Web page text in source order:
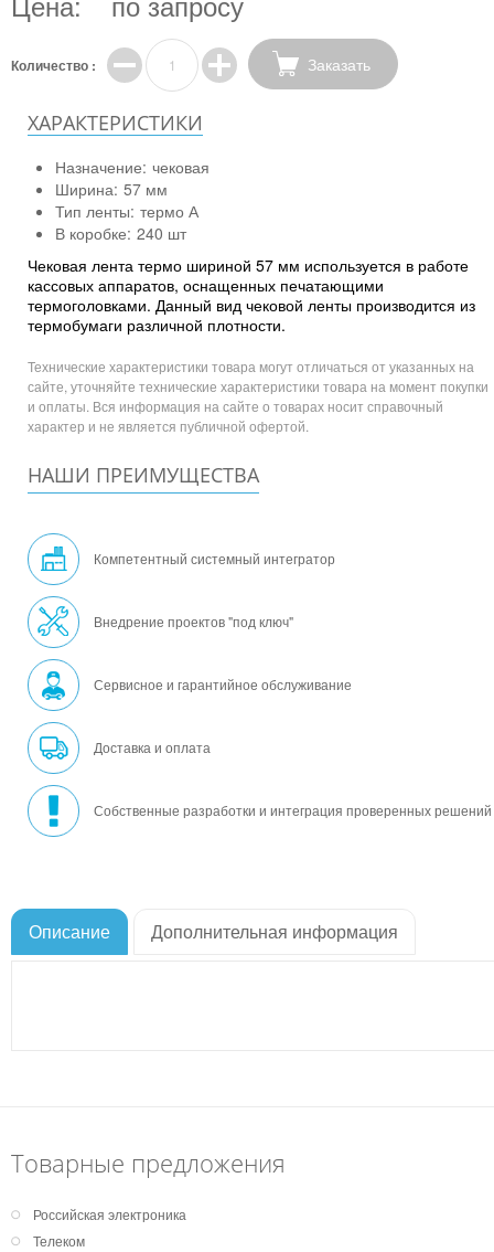
Количество : Заказать
ХАРАКТЕРИСТИКИ
Назначение: чековая
Ширина: 57 мм
Тип ленты: термо А
В коробке: 240 шт
Чековая лента термо шириной 57 мм используется в работе
кассовых аппаратов, оснащенных печатающими
термоголовками. Данный вид чековой ленты производится из
термобумаги различной плотности.
Технические характеристики товара могут отличаться от указанных на
сайте, уточняйте технические характеристики товара на момент покупки
и оплаты. Вся информация на сайте о товарах носит справочный
характер и не является публичной офертой.
НАШИ ПРЕИМУЩЕСТВА
Компетентный системный интегратор
Внедрение проектов "под ключ"
Сервисное и гарантийное обслуживание
Доставка и оплата
Собственные разработки и интеграция проверенных решений
Описание Дополнительная информация
Товарные предложения
Российская электроника
Телеком